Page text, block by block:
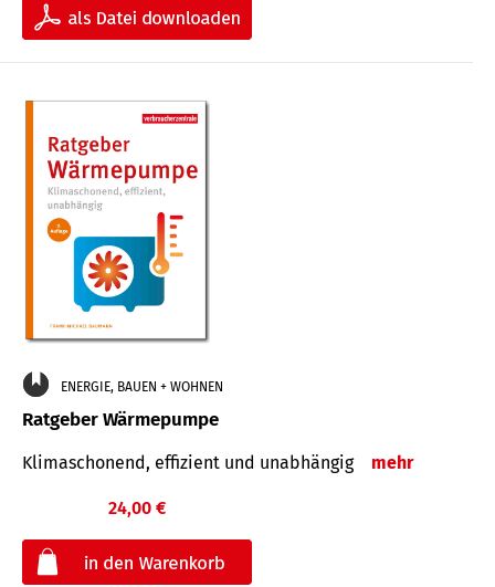
ENERGIE, BAUEN + WOHNEN
Ratgeber Wärmepumpe
Klimaschonend, effizient und unabhängig mehr
24,00 €